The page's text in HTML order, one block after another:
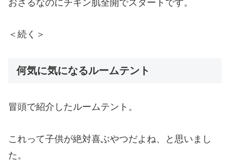
おさるなのにチキン肌全開でスタートです。
＜続く＞
何気に気になるルームテント
冒頭で紹介したルームテント。
これって子供が絶対喜ぶやつだよね、と思いまし
た。